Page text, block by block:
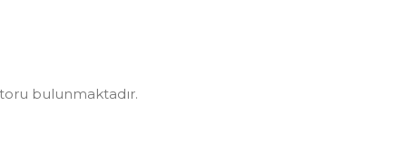
bulunmaktadır.